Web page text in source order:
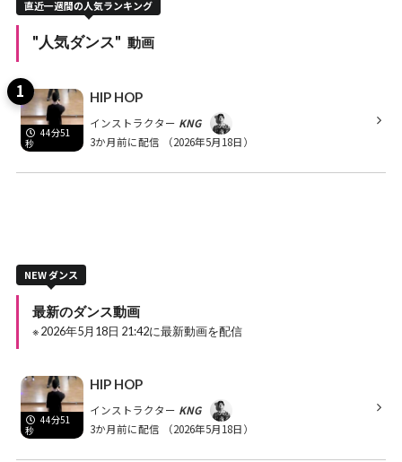
直近一週間の人気ランキング
"人気ダンス" 動画
44分51
秒
HIP HOP
インストラクター KNG
3か月前に配信
（2026年5月18日）
NEW ダンス
最新のダンス動画
※ 2026年5月18日 21:42に最新動画を配信
44分51
秒
HIP HOP
インストラクター KNG
3か月前に配信
（2026年5月18日）